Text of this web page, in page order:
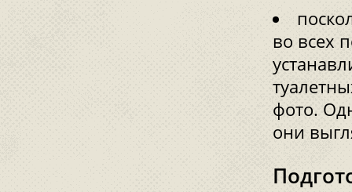
во всех
фото.
они